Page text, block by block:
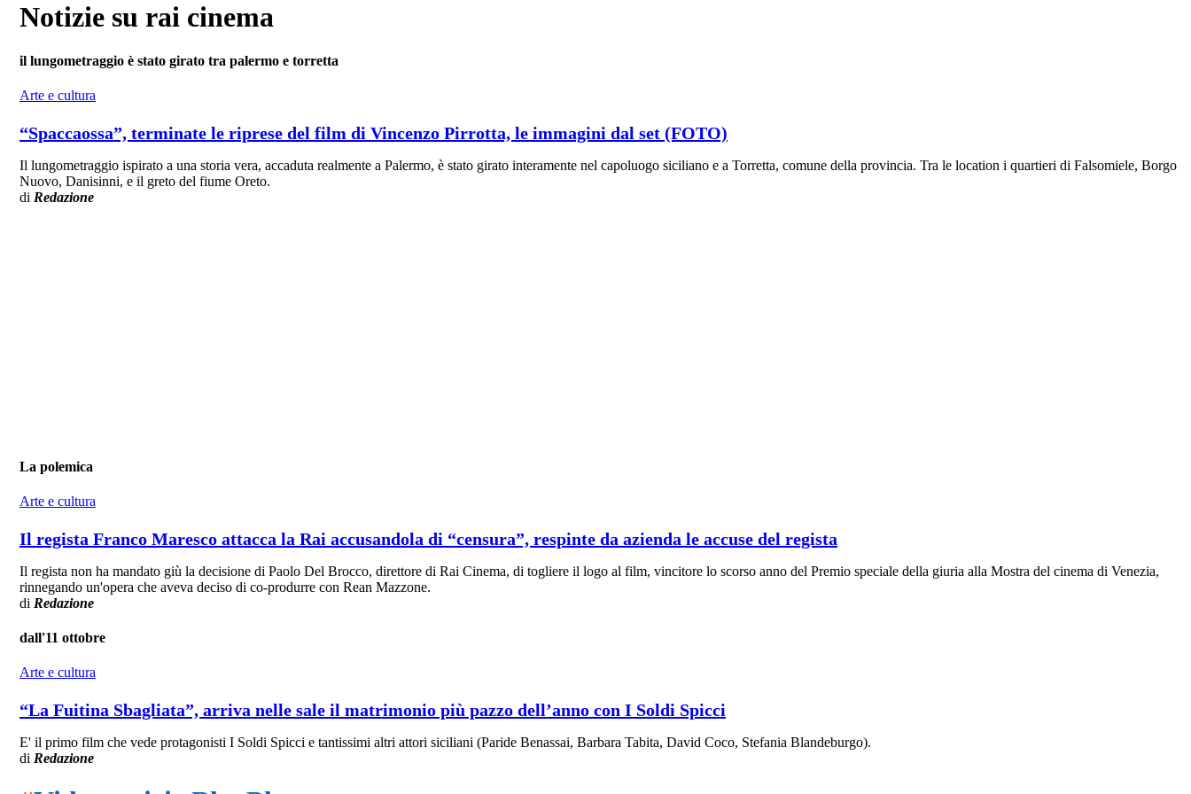
Notizie su rai cinema
il lungometraggio è stato girato tra palermo e torretta
Arte e cultura
“Spaccaossa”, terminate le riprese del film di Vincenzo Pirrotta, le immagini dal set (FOTO)
Il lungometraggio ispirato a una storia vera, accaduta realmente a Palermo, è stato girato interamente nel capoluogo siciliano e a Torretta, comune della provincia. Tra le location i quartieri di Falsomiele, Borgo
Nuovo, Danisinni, e il greto del fiume Oreto.
di Redazione
La polemica
Arte e cultura
Il regista Franco Maresco attacca la Rai accusandola di “censura”, respinte da azienda le accuse del regista
Il regista non ha mandato giù la decisione di Paolo Del Brocco, direttore di Rai Cinema, di togliere il logo al film, vincitore lo scorso anno del Premio speciale della giuria alla Mostra del cinema di Venezia,
rinnegando un'opera che aveva deciso di co-produrre con Rean Mazzone.
di Redazione
dall'11 ottobre
Arte e cultura
“La Fuitina Sbagliata”, arriva nelle sale il matrimonio più pazzo dell’anno con I Soldi Spicci
E' il primo film che vede protagonisti I Soldi Spicci e tantissimi altri attori siciliani (Paride Benassai, Barbara Tabita, David Coco, Stefania Blandeburgo).
di Redazione